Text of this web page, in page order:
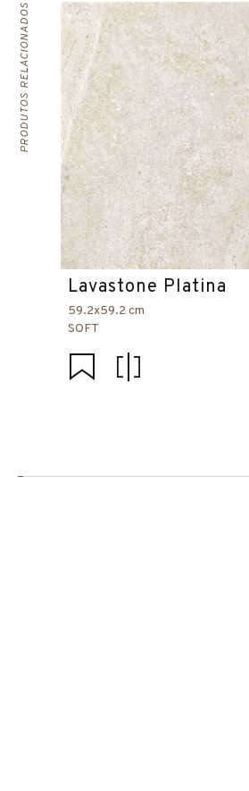
PRODUTOS RELACIONADOS
Lavastone Platina
59.2x59.2 cm
SOFT